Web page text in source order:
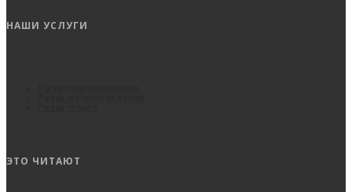
НАШИ УСЛУГИ
ЭТО ЧИТАЮТ